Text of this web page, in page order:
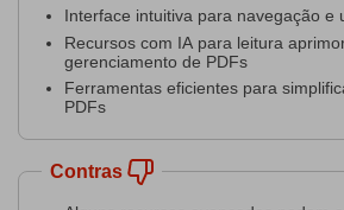
Interface intuitiva para navegação e
Recursos com IA para leitura
gerenciamento de PDFs
Ferramentas eficientes para
PDFs
Contras